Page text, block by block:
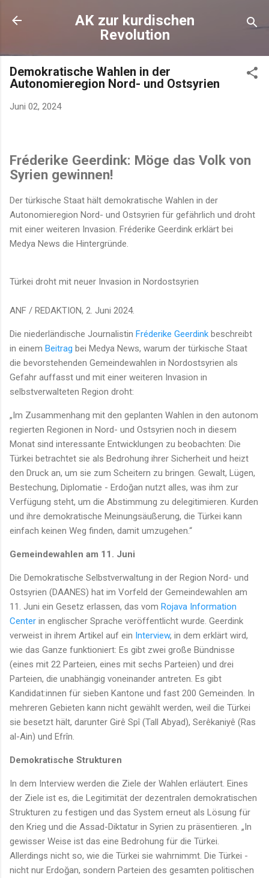
Direkt zum Hauptbereich
AK zur kurdischen
Revolution
Demokratische Wahlen in der
Autonomieregion Nord- und Ostsyrien
Juni 02, 2024
Fréderike Geerdink: Möge das Volk von
Syrien gewinnen!
Der türkische Staat hält demokratische Wahlen in der
Autonomieregion Nord- und Ostsyrien für gefährlich und droht
mit einer weiteren Invasion. Fréderike Geerdink erklärt bei
Medya News die Hintergründe.
Türkei droht mit neuer Invasion in Nordostsyrien
ANF / REDAKTION, 2. Juni 2024.
Die niederländische Journalistin Fréderike Geerdink beschreibt
in einem Beitrag bei Medya News, warum der türkische Staat
die bevorstehenden Gemeindewahlen in Nordostsyrien als
Gefahr auffasst und mit einer weiteren Invasion in
selbstverwalteten Region droht:
„Im Zusammenhang mit den geplanten Wahlen in den autonom
regierten Regionen in Nord- und Ostsyrien noch in diesem
Monat sind interessante Entwicklungen zu beobachten: Die
Türkei betrachtet sie als Bedrohung ihrer Sicherheit und heizt
den Druck an, um sie zum Scheitern zu bringen. Gewalt, Lügen,
Bestechung, Diplomatie - Erdoğan nutzt alles, was ihm zur
Verfügung steht, um die Abstimmung zu delegitimieren. Kurden
und ihre demokratische Meinungsäußerung, die Türkei kann
einfach keinen Weg finden, damit umzugehen.“
Gemeindewahlen am 11. Juni
Die Demokratische Selbstverwaltung in der Region Nord- und
Ostsyrien (DAANES) hat im Vorfeld der Gemeindewahlen am
11. Juni ein Gesetz erlassen, das vom Rojava Information
Center in englischer Sprache veröffentlicht wurde. Geerdink
verweist in ihrem Artikel auf ein Interview, in dem erklärt wird,
wie das Ganze funktioniert: Es gibt zwei große Bündnisse
(eines mit 22 Parteien, eines mit sechs Parteien) und drei
Parteien, die unabhängig voneinander antreten. Es gibt
Kandidat:innen für sieben Kantone und fast 200 Gemeinden. In
mehreren Gebieten kann nicht gewählt werden, weil die Türkei
sie besetzt hält, darunter Girê Spî (Tall Abyad), Serêkaniyê (Ras
al-Ain) und Efrîn.
Demokratische Strukturen
In dem Interview werden die Ziele der Wahlen erläutert. Eines
der Ziele ist es, die Legitimität der dezentralen demokratischen
Strukturen zu festigen und das System erneut als Lösung für
den Krieg und die Assad-Diktatur in Syrien zu präsentieren. „In
gewisser Weise ist das eine Bedrohung für die Türkei.
Allerdings nicht so, wie die Türkei sie wahrnimmt. Die Türkei -
nicht nur Erdoğan, sondern Parteien des gesamten politischen